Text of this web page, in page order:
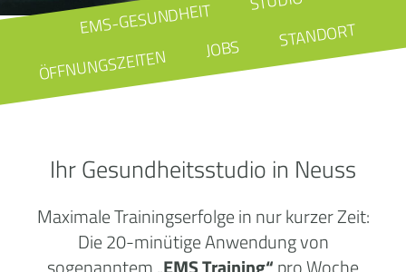
EMS-GESUNDHEIT
ÖFFNUNGSZEITEN JOBS STANDORT
Ihr Gesundheitsstudio in Neuss
Maximale Trainingserfolge in nur kurzer Zeit:
Die 20-minütige Anwendung von